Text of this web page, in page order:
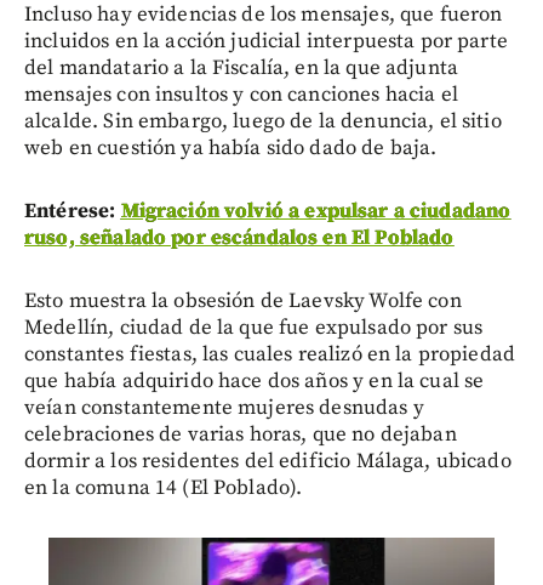
Incluso hay evidencias de los mensajes, que fueron
incluidos en la acción judicial interpuesta por parte
del mandatario a la Fiscalía, en la que adjunta
mensajes con insultos y con canciones hacia el
alcalde. Sin embargo, luego de la denuncia, el sitio
web en cuestión ya había sido dado de baja.
Entérese: Migración volvió a expulsar a ciudadano
ruso, señalado por escándalos en El Poblado
Esto muestra la obsesión de Laevsky Wolfe con
Medellín, ciudad de la que fue expulsado por sus
constantes fiestas, las cuales realizó en la propiedad
que había adquirido hace dos años y en la cual se
veían constantemente mujeres desnudas y
celebraciones de varias horas, que no dejaban
dormir a los residentes del edificio Málaga, ubicado
en la comuna 14 (El Poblado).